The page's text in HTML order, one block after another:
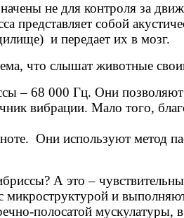
не для контроля за
представляет собой
и передает их в мозг.
что слышат животные
– 68 000 Гц. Они
вибрации. Мало того,
Они используют метод
А это–
и
полосатой